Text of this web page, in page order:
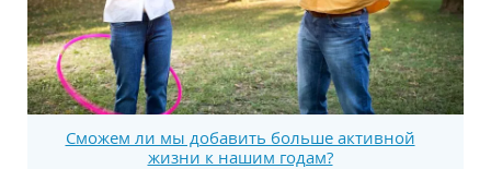
Сможем ли мы добавить больше активной
жизни к нашим годам?